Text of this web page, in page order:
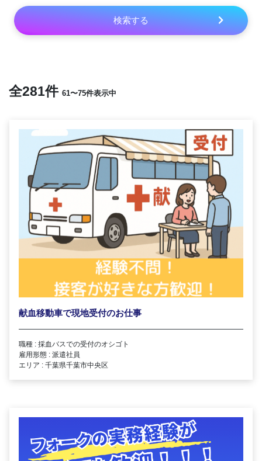
検索する
全281件 61〜75件表示中
献血移動車で現地受付のお仕事
職種 : 採血バスでの受付のオシゴト
雇用形態 : 派遣社員
エリア : 千葉県千葉市中央区